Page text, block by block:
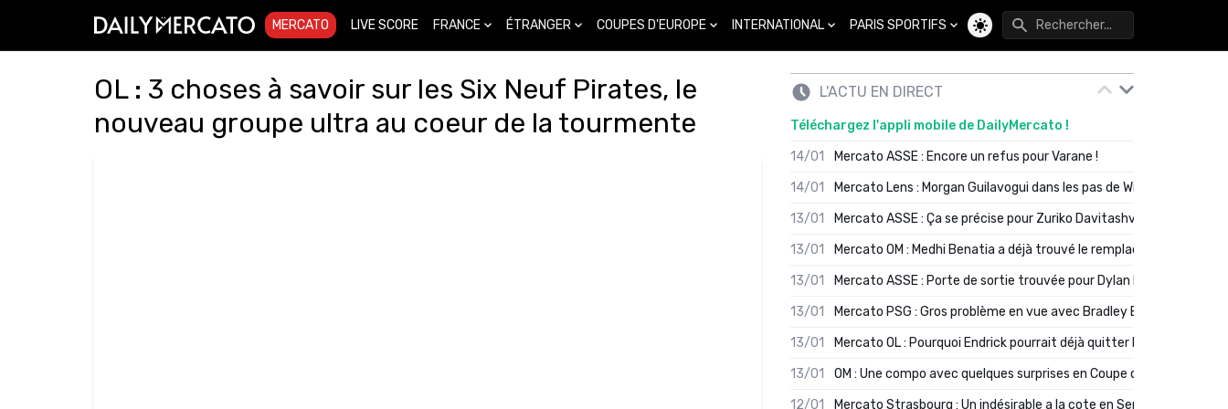
MERCATO LIVE SCORE FRANCE ÉTRANGER COUPES D'EUROPE INTERNATIONAL PARIS SPORTIFS
Changer de thème
OL : 3 choses à savoir sur les Six Neuf Pirates, le
nouveau groupe ultra au coeur de la tourmente
L'ACTU EN DIRECT
Téléchargez l'appli mobile de DailyMercato !
14/01
Mercato ASSE : Encore un refus pour Varane !
14/01
Mercato Lens : Morgan Guilavogui dans les pas de Will Still ?
13/01
Mercato ASSE : Ça se précise pour Zuriko Davitashvili
13/01
Mercato OM : Medhi Benatia a déjà trouvé le remplaçant de Robinio
13/01
Mercato ASSE : Porte de sortie trouvée pour Dylan Batubinsika
13/01
Mercato PSG : Gros problème en vue avec Bradley Barcola ?
13/01
Mercato OL : Pourquoi Endrick pourrait déjà quitter Lyon en janvier
13/01
OM : Une compo avec quelques surprises en Coupe de France
12/01
Mercato Strasbourg : Un indésirable a la cote en Serie A